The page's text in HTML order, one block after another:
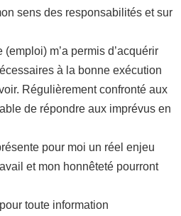
sens des responsabilités et sur
m’a permis d’acquérir
à la bonne exécution
Régulièrement confronté aux
de répondre aux imprévus en
pour moi un réel enjeu
et mon honnêteté pourront
toute information